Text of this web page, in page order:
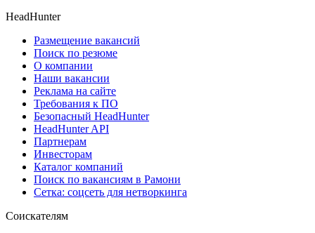
HeadHunter
Размещение вакансий
Поиск по резюме
О компании
Наши вакансии
Реклама на сайте
Требования к ПО
Безопасный HeadHunter
HeadHunter API
Партнерам
Инвесторам
Каталог компаний
Поиск по вакансиям в Рамони
Сетка: соцсеть для нетворкинга
Соискателям